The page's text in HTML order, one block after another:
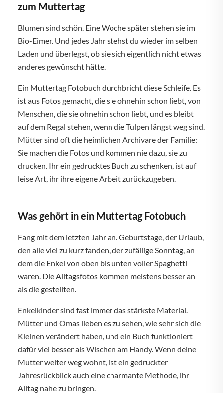
zum Muttertag
Blumen sind schön. Eine Woche später stehen sie im
Bio-Eimer. Und jedes Jahr stehst du wieder im selben
Laden und überlegst, ob sie sich eigentlich nicht etwas
anderes gewünscht hätte.
Ein Muttertag Fotobuch durchbricht diese Schleife. Es
ist aus Fotos gemacht, die sie ohnehin schon liebt, von
Menschen, die sie ohnehin schon liebt, und es bleibt
auf dem Regal stehen, wenn die Tulpen längst weg sind.
Mütter sind oft die heimlichen Archivare der Familie:
Sie machen die Fotos und kommen nie dazu, sie zu
drucken. Ihr ein gedrucktes Buch zu schenken, ist auf
leise Art, ihr ihre eigene Arbeit zurückzugeben.
Was gehört in ein Muttertag Fotobuch
Fang mit dem letzten Jahr an. Geburtstage, der Urlaub,
den alle viel zu kurz fanden, der zufällige Sonntag, an
dem die Enkel von oben bis unten voller Spaghetti
waren. Die Alltagsfotos kommen meistens besser an
als die gestellten.
Enkelkinder sind fast immer das stärkste Material.
Mütter und Omas lieben es zu sehen, wie sehr sich die
Kleinen verändert haben, und ein Buch funktioniert
dafür viel besser als Wischen am Handy. Wenn deine
Mutter weiter weg wohnt, ist ein gedruckter
Jahresrückblick auch eine charmante Methode, ihr
Alltag nahe zu bringen.